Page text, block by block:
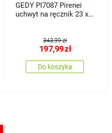
GEDY PI7087 Pirenei
uchwyt na ręcznik 23 x
343,99 zł
197,99zł
Do koszyka